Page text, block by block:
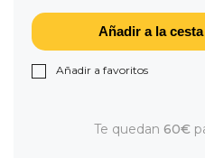
Añadir a la cesta
Añadir a favoritos
Te quedan 60€